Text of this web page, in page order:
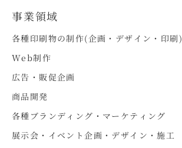
事業領域
各種印刷物の制作(企画・デザイン・印刷)
Web制作
広告・販促企画
商品開発
各種ブランディング・マーケティング
展示会・イベント企画・デザイン・施工